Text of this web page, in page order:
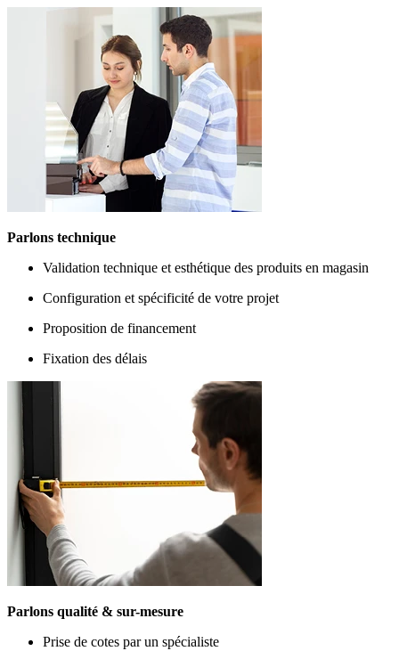
Parlons technique
Validation technique et esthétique des produits en magasin
Configuration et spécificité de votre projet
Proposition de financement
Fixation des délais
Parlons qualité & sur-mesure
Prise de cotes par un spécialiste